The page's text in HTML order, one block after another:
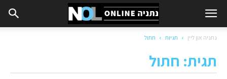
נתניה און ליין תגיות חתול
תגית: חתול